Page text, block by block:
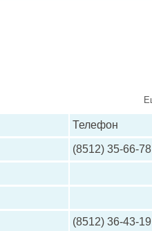
Телефон
(8512) 35-66-78
(8512) 36-43-19